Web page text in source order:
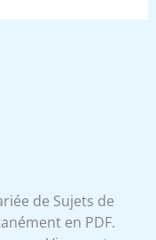
de Sujets de
en PDF.